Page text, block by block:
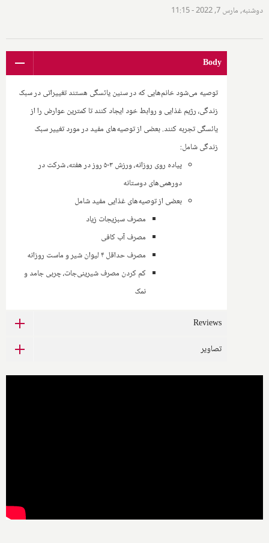
دوشنبه, مارس 7, 2022 - 11:15
Body
توصیه می‌شود خانم‌هایی که در سنین یائسگی هستند تغییراتی در سبک
زندگی، رژیم غذایی و روابط خود ایجاد کنند تا کمترین عوارض را از
یائسگی تجربه کنند. بعضی از توصیه‌های مفید در مورد تغییر سبک
زندگی شامل:
پیاده روی روزانه، ورزش ۳-۵ روز در هفته، شرکت در
دورهمی‌های دوستانه
بعضی از توصیه‌های غذایی مفید شامل
مصرف سبزیجات زیاد
مصرف آب کافی
مصرف حداقل ۴ لیوان شیر و ماست روزانه
کم کردن مصرف شیرینی‌جات، چربی جامد و
نمک
Reviews
تصاویر